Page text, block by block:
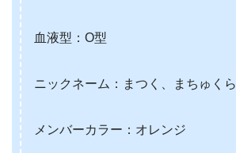
血液型：O型
ニックネーム：まつく、まちゅくら
メンバーカラー：オレンジ